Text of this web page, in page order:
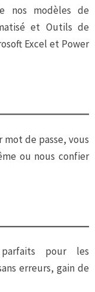
nos modèles de
et Outils de
Excel et Power
mot de passe, vous
ou nous confier
pour les
erreurs, gain de